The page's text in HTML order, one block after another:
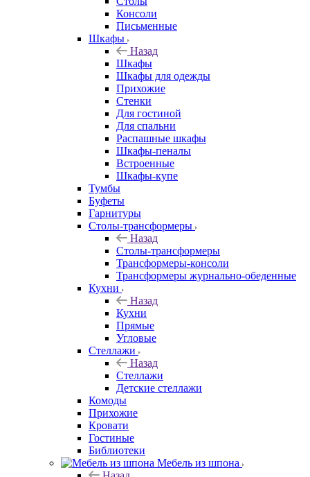
Консоли
Письменные
Шкафы
Назад
Шкафы
Шкафы для одежды
Прихожие
Стенки
Для гостиной
Для спальни
Распашные шкафы
Шкафы-пеналы
Встроенные
Шкафы-купе
Тумбы
Буфеты
Гарнитуры
Столы-трансформеры
Назад
Столы-трансформеры
Трансформеры-консоли
Трансформеры журнально-обеденные
Кухни
Назад
Кухни
Прямые
Угловые
Стеллажи
Назад
Стеллажи
Детские стеллажи
Комоды
Прихожие
Кровати
Гостиные
Библиотеки
Мебель из шпона